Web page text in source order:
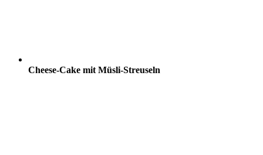
Cheese-Cake mit Müsli-Streuseln